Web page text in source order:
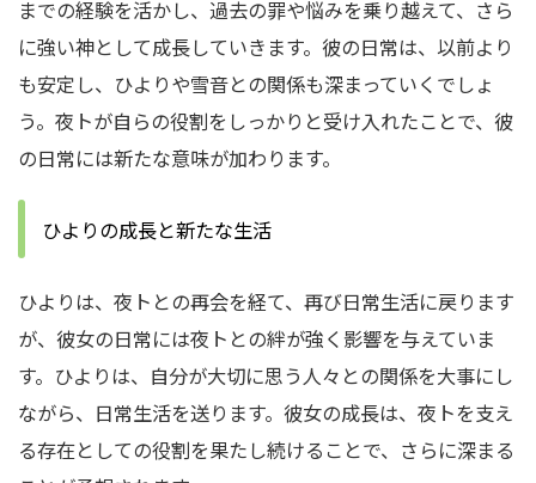
までの経験を活かし、過去の罪や悩みを乗り越えて、さら
に強い神として成長していきます。彼の日常は、以前より
も安定し、ひよりや雪音との関係も深まっていくでしょ
う。夜トが自らの役割をしっかりと受け入れたことで、彼
の日常には新たな意味が加わります。
ひよりの成長と新たな生活
ひよりは、夜トとの再会を経て、再び日常生活に戻ります
が、彼女の日常には夜トとの絆が強く影響を与えていま
す。ひよりは、自分が大切に思う人々との関係を大事にし
ながら、日常生活を送ります。彼女の成長は、夜トを支え
る存在としての役割を果たし続けることで、さらに深まる